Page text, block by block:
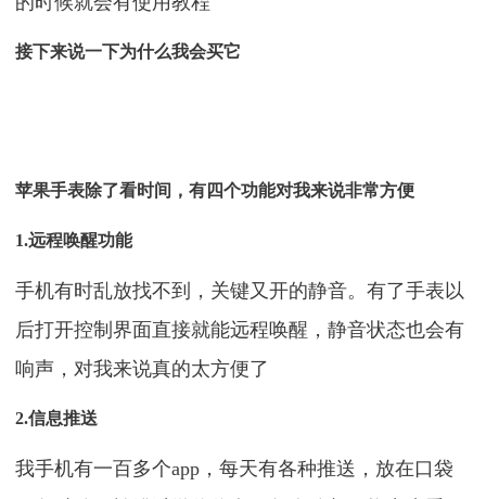
接下来说一下为什么我会买它
苹果手表除了看时间，有四个功能对我来说非常方便
1.远程唤醒功能
手机有时乱放找不到，关键又开的静音。有了手表以
后打开控制界面直接就能远程唤醒，静音状态也会有
响声，对我来说真的太方便了
2.信息推送
我手机有一百多个app，每天有各种推送，放在口袋